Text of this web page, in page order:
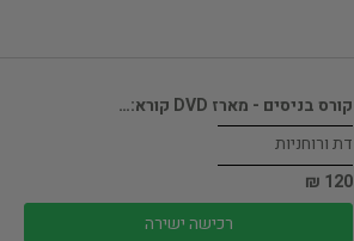
קורס בניסים - מארז DVD קורא:…
דת ורוחניות
120 ₪
רכישה ישירה